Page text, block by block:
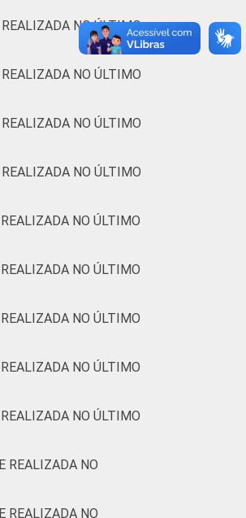
NO ÚLTIMO
NO ÚLTIMO
NO ÚLTIMO
NO ÚLTIMO
NO ÚLTIMO
NO ÚLTIMO
NO ÚLTIMO
NO ÚLTIMO
NO ÚLTIMO
REALIZADA NO
REALIZADA NO